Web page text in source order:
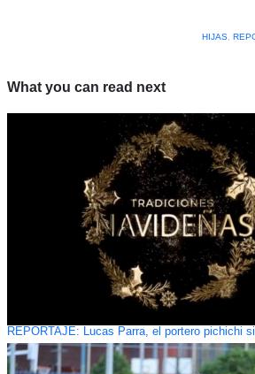
HIJAS,
What you can read next
REPORTAJE: Lucas Parra, el portero pichichi